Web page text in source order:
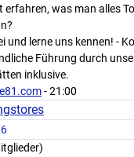
erfahren, was man alles
und lerne uns kennen! -
Führung durch
inklusive.
- 21:00